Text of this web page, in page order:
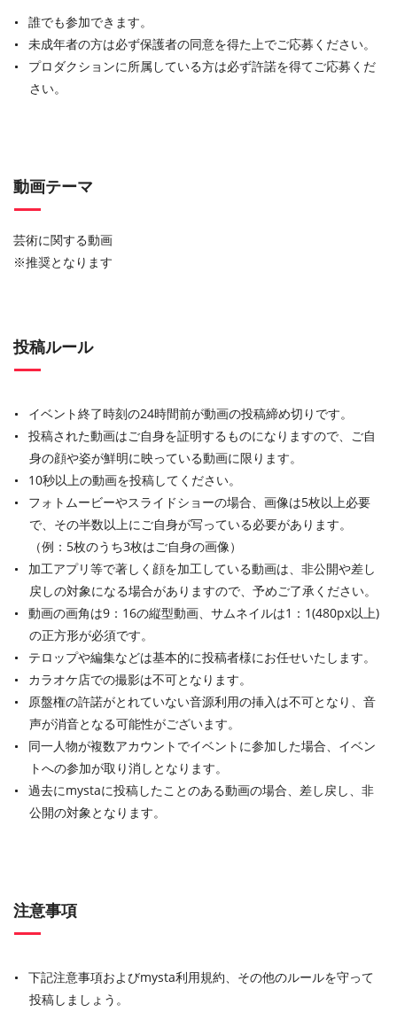
誰でも参加できます。
未成年者の方は必ず保護者の同意を得た上でご応募ください。
プロダクションに所属している方は必ず許諾を得てご応募くだ
さい。
動画テーマ
芸術に関する動画
※推奨となります
投稿ルール
イベント終了時刻の24時間前が動画の投稿締め切りです。
投稿された動画はご自身を証明するものになりますので、ご自
身の顔や姿が鮮明に映っている動画に限ります。
10秒以上の動画を投稿してください。
フォトムービーやスライドショーの場合、画像は5枚以上必要
で、その半数以上にご自身が写っている必要があります。
（例：5枚のうち3枚はご自身の画像）
加工アプリ等で著しく顔を加工している動画は、非公開や差し
戻しの対象になる場合がありますので、予めご了承ください。
動画の画角は9：16の縦型動画、サムネイルは1：1(480px以上)
の正方形が必須です。
テロップや編集などは基本的に投稿者様にお任せいたします。
カラオケ店での撮影は不可となります。
原盤権の許諾がとれていない音源利用の挿入は不可となり、音
声が消音となる可能性がございます。
同一人物が複数アカウントでイベントに参加した場合、イベン
トへの参加が取り消しとなります。
過去にmystaに投稿したことのある動画の場合、差し戻し、非
公開の対象となります。
注意事項
下記注意事項およびmysta利用規約、その他のルールを守って
投稿しましょう。